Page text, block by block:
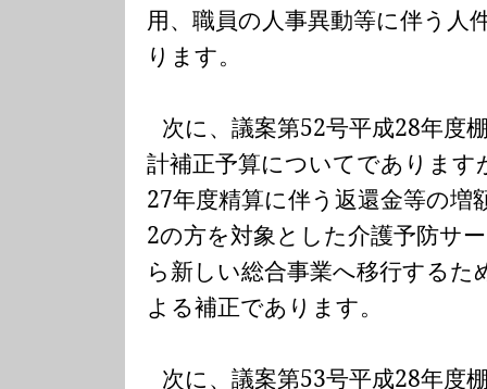
用、職員の人事異動等に伴う人
ります。
次に、議案第52号平成28年度
計補正予算についてであります
27年度精算に伴う返還金等の増
2の方を対象とした介護予防サ
ら新しい総合事業へ移行するた
よる補正であります。
次に、議案第53号平成28年度